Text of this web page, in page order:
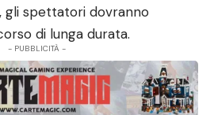
gli spettatori dovranno
di lunga durata.
- PUBBLICITÀ -